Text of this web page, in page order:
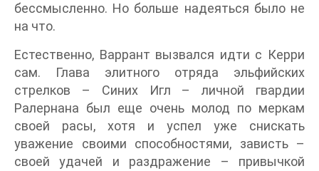
бессмысленно. Но больше надеяться было не
на что.
Естественно, Варрант вызвался идти с Керри
сам. Глава элитного отряда эльфийских
стрелков – Синих Игл – личной гвардии
Ралернана был еще очень молод по меркам
своей расы, хотя и успел уже снискать
уважение своими способностями, зависть –
своей удачей и раздражение – привычкой